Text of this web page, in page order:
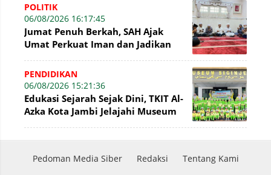
POLITIK
06/08/2026 16:17:45
Jumat Penuh Berkah, SAH Ajak
Umat Perkuat Iman dan Jadikan
Membangun Bangsa
PENDIDIKAN
06/08/2026 15:21:36
Edukasi Sejarah Sejak Dini, TKIT Al-
Azka Kota Jambi Jelajahi Museum
Pedoman Media Siber Redaksi Tentang Kami